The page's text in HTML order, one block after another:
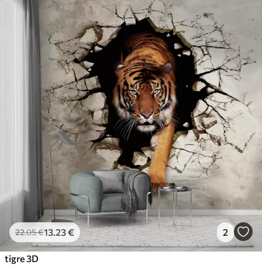
22.05€13.23€ 2
tigre 3D